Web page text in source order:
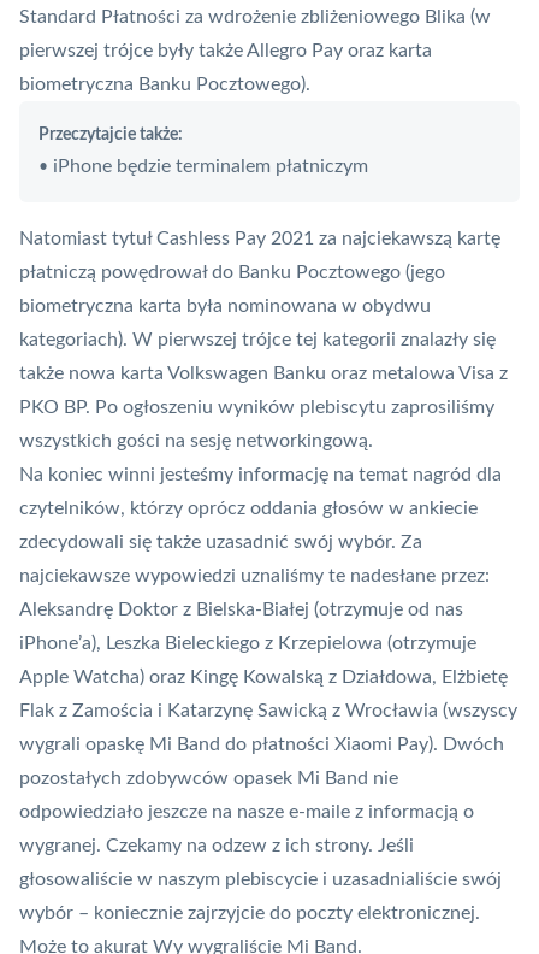
Standard Płatności za wdrożenie zbliżeniowego Blika (w
pierwszej trójce były takżeAllegro Pay oraz karta
biometryczna Banku Pocztowego).
Przeczytajcie także:
• iPhone będzie terminalem płatniczym
Natomiast tytuł Cashless Pay 2021 za najciekawszą kartę
płatniczą powędrował do Banku Pocztowego (jego
biometryczna karta była nominowana w obydwu
kategoriach). W pierwszej trójce tej kategorii znalazły się
także nowa karta Volkswagen Banku oraz metalowa Visa z
PKO BP. Po ogłoszeniu wyników plebiscytu zaprosiliśmy
wszystkich gości na sesję networkingową.
Na koniec winni jesteśmy informację na temat nagród dla
czytelników, którzy oprócz oddania głosów w ankiecie
zdecydowali się także uzasadnić swój wybór. Za
najciekawsze wypowiedzi uznaliśmy te nadesłane przez:
Aleksandrę Doktor z Bielska-Białej (otrzymuje od nas
iPhone’a), Leszka Bieleckiego z Krzepielowa (otrzymuje
Apple Watcha) oraz Kingę Kowalską z Działdowa, Elżbietę
Flak z Zamościa i Katarzynę Sawicką z Wrocławia (wszyscy
wygrali opaskę Mi Band do płatności Xiaomi Pay). Dwóch
pozostałych zdobywców opasek Mi Band nie
odpowiedziało jeszcze na nasze e-maile z informacją o
wygranej. Czekamy na odzew z ich strony. Jeśli
głosowaliście w naszym plebiscycie i uzasadnialiście swój
wybór – koniecznie zajrzyjcie do poczty elektronicznej.
Może to akurat Wy wygraliście Mi Band.